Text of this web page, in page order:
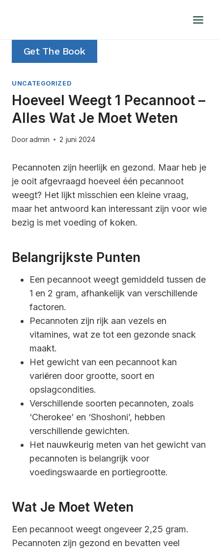
Get The Book
UNCATEGORIZED
Hoeveel Weegt 1 Pecannoot –
Alles Wat Je Moet Weten
Dooradmin 2 juni 2024
Pecannoten zijn heerlijk en gezond. Maar heb je
je ooit afgevraagd hoeveel één pecannoot
weegt? Het lijkt misschien een kleine vraag,
maar het antwoord kan interessant zijn voor wie
bezig is met voeding of koken.
Belangrijkste Punten
Een pecannoot weegt gemiddeld tussen de
1 en 2 gram, afhankelijk van verschillende
factoren.
Pecannoten zijn rijk aan vezels en
vitamines, wat ze tot een gezonde snack
maakt.
Het gewicht van een pecannoot kan
variëren door grootte, soort en
opslagcondities.
Verschillende soorten pecannoten, zoals
‘Cherokee’ en ‘Shoshoni’, hebben
verschillende gewichten.
Het nauwkeurig meten van het gewicht van
pecannoten is belangrijk voor
voedingswaarde en portiegrootte.
Wat Je Moet Weten
Een pecannoot weegt ongeveer 2,25 gram.
Pecannoten zijn gezond en bevatten veel